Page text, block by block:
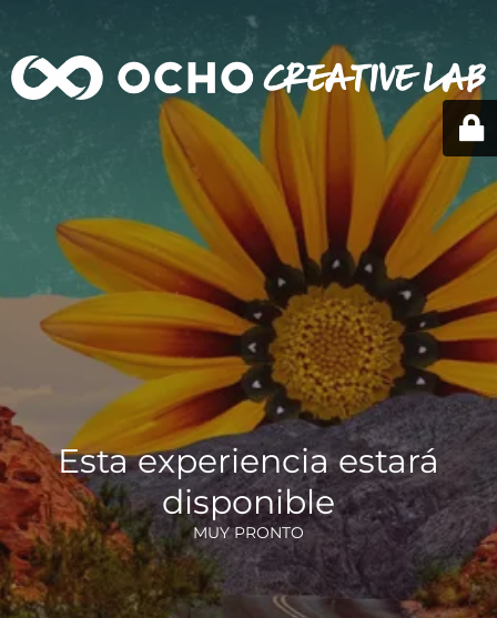
Esta experiencia estará
disponible
MUY PRONTO